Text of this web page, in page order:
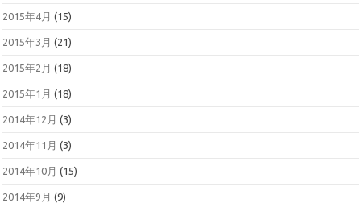
2015年4月 (15)
2015年3月 (21)
2015年2月 (18)
2015年1月 (18)
2014年12月 (3)
2014年11月 (3)
2014年10月 (15)
2014年9月 (9)